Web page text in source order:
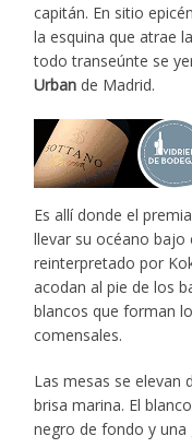
capitán. En sitio
la esquina que atrae
todo transeúnte se
Urban de Madrid.
Es allí donde el
llevar su océano bajo
reinterpretado por
acodan al pie de los
blancos que forman
comensales.
Las mesas se elevan
brisa marina. El
negro de fondo y una